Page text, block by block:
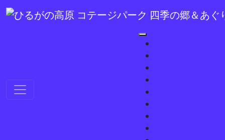
コンテンツへスキップ
メインナビゲーション